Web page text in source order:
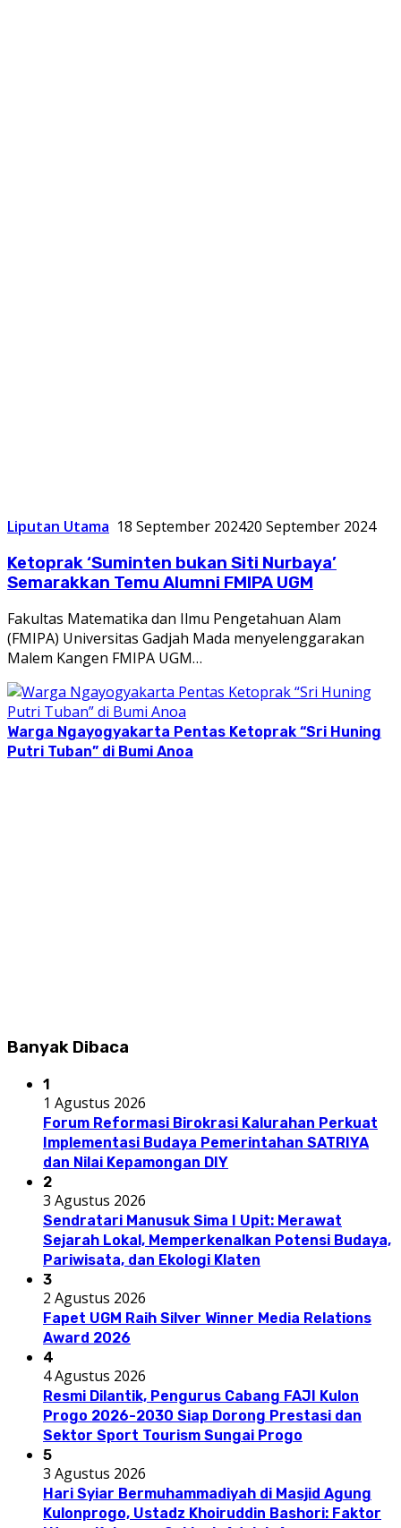
Liputan Utama 18 September 202420 September 2024
Ketoprak ‘Suminten bukan Siti Nurbaya’
Semarakkan Temu Alumni FMIPA UGM
Fakultas Matematika dan Ilmu Pengetahuan Alam
(FMIPA) Universitas Gadjah Mada menyelenggarakan
Malem Kangen FMIPA UGM…
Warga Ngayogyakarta Pentas Ketoprak “Sri Huning
Putri Tuban” di Bumi Anoa
Banyak Dibaca
1
1 Agustus 2026
Forum Reformasi Birokrasi Kalurahan Perkuat
Implementasi Budaya Pemerintahan SATRIYA
dan Nilai Kepamongan DIY
2
3 Agustus 2026
Sendratari Manusuk Sima I Upit: Merawat
Sejarah Lokal, Memperkenalkan Potensi Budaya,
Pariwisata, dan Ekologi Klaten
3
2 Agustus 2026
Fapet UGM Raih Silver Winner Media Relations
Award 2026
4
4 Agustus 2026
Resmi Dilantik, Pengurus Cabang FAJI Kulon
Progo 2026-2030 Siap Dorong Prestasi dan
Sektor Sport Tourism Sungai Progo
5
3 Agustus 2026
Hari Syiar Bermuhammadiyah di Masjid Agung
Kulonprogo, Ustadz Khoiruddin Bashori: Faktor